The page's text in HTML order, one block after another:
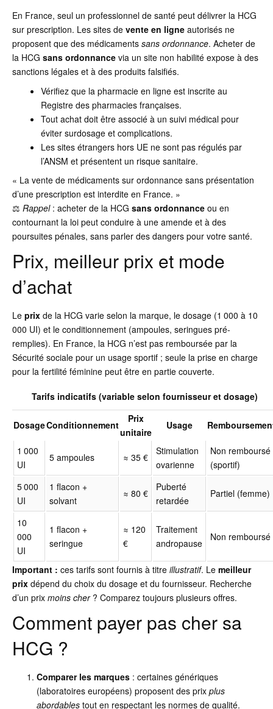
En France, seul un professionnel de santé peut délivrer la HCG
sur prescription. Les sites de vente en ligne autorisés ne
proposent que des médicaments sans ordonnance. Acheter de
la HCG sans ordonnance via un site non habilité expose à des
sanctions légales et à des produits falsifiés.
Vérifiez que la pharmacie en ligne est inscrite au
Registre des pharmacies françaises.
Tout achat doit être associé à un suivi médical pour
éviter surdosage et complications.
Les sites étrangers hors UE ne sont pas régulés par
l’ANSM et présentent un risque sanitaire.
« La vente de médicaments sur ordonnance sans présentation
d’une prescription est interdite en France. »
⚖️ Rappel: acheter de la HCG sans ordonnance ou en
contournant la loi peut conduire à une amende et à des
poursuites pénales, sans parler des dangers pour votre santé.
Prix, meilleur prix et mode
d’achat
Le prix de la HCG varie selon la marque, le dosage (1 000 à 10
000 UI) et le conditionnement (ampoules, seringues pré-
remplies). En France, la HCG n’est pas remboursée par la
Sécurité sociale pour un usage sportif ; seule la prise en charge
pour la fertilité féminine peut être en partie couverte.
Tarifs indicatifs (variable selon fournisseur et dosage)
DosageConditionnement
Prix
unitaire
Usage
1 000
UI
5 ampoules ≈ 35 €
Stimulation
ovarienne
Non remboursé
(sportif)
5 000
UI
1 flacon +
solvant
≈ 80 €
Puberté
retardée
Partiel (femme)
10
000
UI
1 flacon +
seringue
≈ 120
€
Traitement
andropause
Non remboursé
Important : ces tarifs sont fournis à titre illustratif. Le meilleur
prix dépend du choix du dosage et du fournisseur. Recherche
d’un prix moins cher? Comparez toujours plusieurs offres.
Comment payer pas cher sa
HCG ?
Comparer les marques : certaines génériques
(laboratoires européens) proposent des prix plus
abordables tout en respectant les normes de qualité.